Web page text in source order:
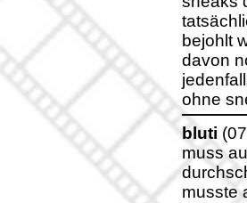
bejohlt
davon
ohne
bluti
muss
musste